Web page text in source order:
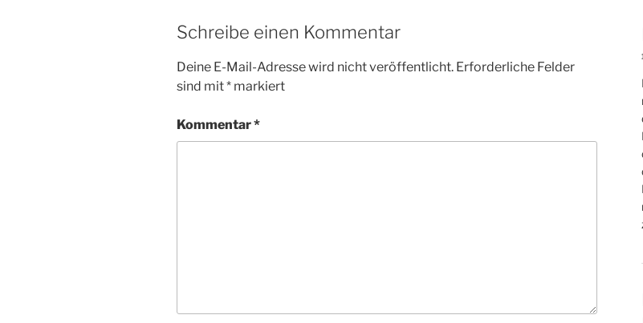
Schreibe einen Kommentar
Deine E-Mail-Adresse wird nicht veröffentlicht. Erforderliche Felder
sind mit* markiert
Kommentar*